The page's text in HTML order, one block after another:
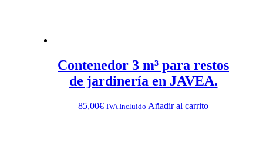
Contenedor 3 m³ para restos
de jardinería en JAVEA.
85,00€ IVA Incluido Añadir al carrito